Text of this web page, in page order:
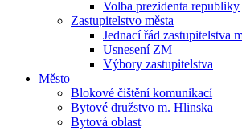
Volba prezidenta republiky
Zastupitelstvo města
Jednací řád zastupitelstva
Usnesení ZM
Výbory zastupitelstva
Město
Blokové čištění komunikací
Bytové družstvo m. Hlinska
Bytová oblast